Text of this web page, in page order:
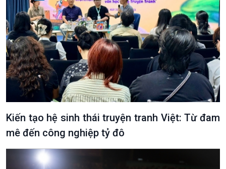
Bước chân đến trường
Kiến tạo hệ sinh thái truyện tranh Việt: Từ đam
mê đến công nghiệp tỷ đô